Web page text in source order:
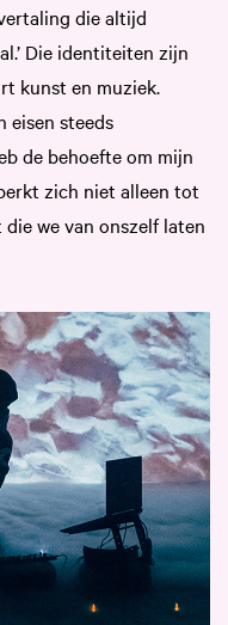
die altijd
Die identiteiten zijn
kunst en muziek.
eisen steeds
de behoefte om mijn
zich niet alleen tot
we van onszelf laten